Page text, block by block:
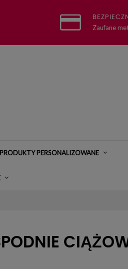
Zaufane
PRODUKTY PERSONALIZOWANE